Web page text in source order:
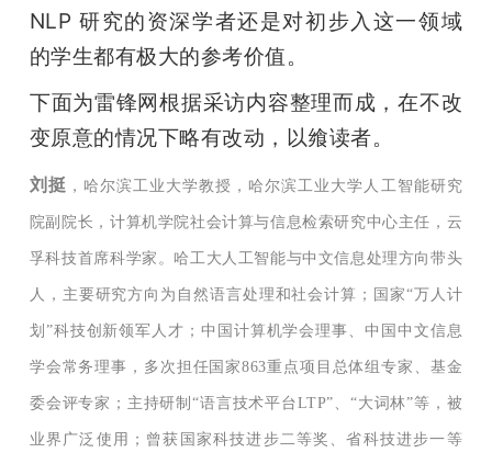
NLP 研究的资深学者还是对初步入这一领域
的学生都有极大的参考价值。
下面为雷锋网根据采访内容整理而成，在不改
变原意的情况下略有改动，以飨读者。
刘挺 ，哈尔滨工业大学教授，哈尔滨工业大学人工智能研究
院副院长，计算机学院社会计算与信息检索研究中心主任，云
孚科技首席科学家。哈工大人工智能与中文信息处理方向带头
人，主要研究方向为自然语言处理和社会计算；国家“万人计
划”科技创新领军人才；中国计算机学会理事、中国中文信息
学会常务理事，多次担任国家863重点项目总体组专家、基金
委会评专家；主持研制“语言技术平台LTP”、“大词林”等，被
业界广泛使用；曾获国家科技进步二等奖、省科技进步一等